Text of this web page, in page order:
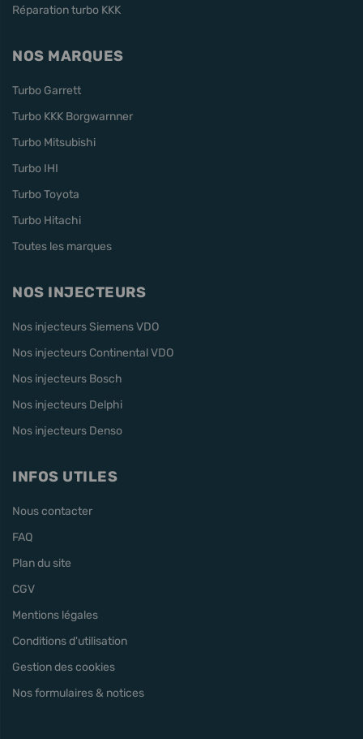
Réparation turbo KKK
NOS MARQUES
Turbo Garrett
Turbo KKK Borgwarnner
Turbo Mitsubishi
Turbo IHI
Turbo Toyota
Turbo Hitachi
Toutes les marques
NOS INJECTEURS
Nos injecteurs Siemens VDO
Nos injecteurs Continental VDO
Nos injecteurs Bosch
Nos injecteurs Delphi
Nos injecteurs Denso
INFOS UTILES
Nous contacter
FAQ
Plan du site
CGV
Mentions légales
Conditions d'utilisation
Gestion des cookies
Nos formulaires & notices